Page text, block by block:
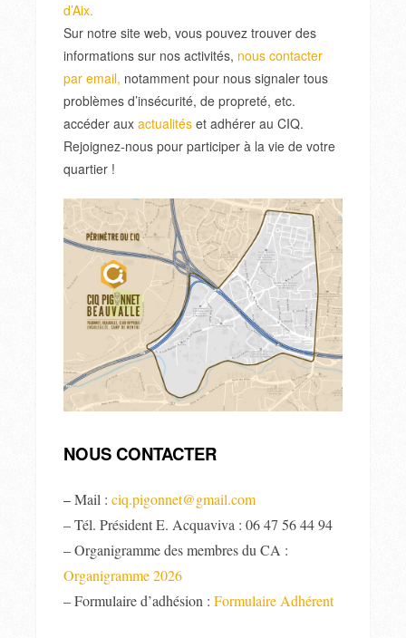
d’Aix.
Sur notre site web, vous pouvez trouver des
informations sur nos activités, nous contacter
par email, notamment pour nous signaler tous
problèmes d’insécurité, de propreté, etc.
accéder aux actualités et adhérer au CIQ.
Rejoignez-nous pour participer à la vie de votre
quartier !
NOUS CONTACTER
– Mail : ciq.pigonnet@gmail.com
– Tél. Président E. Acquaviva : 06 47 56 44 94
– Organigramme des membres du CA :
Organigramme 2026
– Formulaire d’adhésion : Formulaire Adhérent